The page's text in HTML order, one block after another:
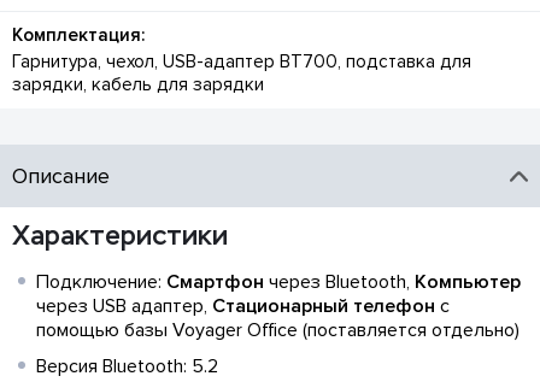
Комплектация:
Гарнитура, чехол, USB-адаптер BT700, подставка для
зарядки, кабель для зарядки
Описание
Характеристики
Подключение: Смартфон через Bluetooth, Компьютер
через USB адаптер, Стационарный телефон с
помощью базы Voyager Office (поставляется отдельно)
Версия Bluetooth: 5.2